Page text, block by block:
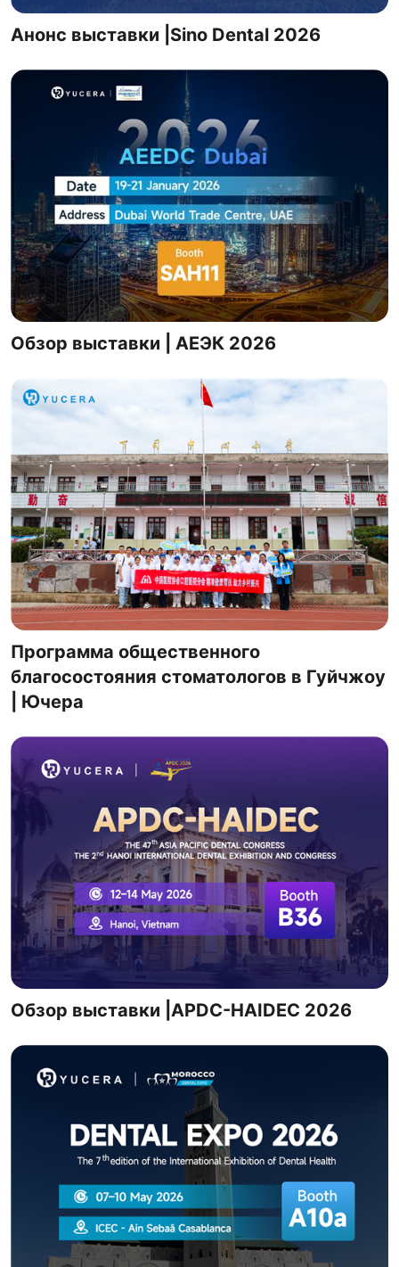
Анонс выставки |Sino Dental 2026
Обзор выставки | АЕЭК 2026
Программа общественного
благосостояния стоматологов в Гуйчжоу
| Ючера
Обзор выставки |APDC-HAIDEC 2026